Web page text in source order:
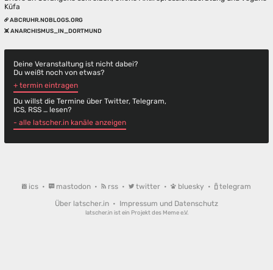
Küfa
ABCRUHR.NOBLOGS.ORG
ANARCHISMUS_IN_DORTMUND
Deine Veranstaltung ist nicht dabei?
Du weißt noch von etwas?
+ termin eintragen
Du willst die Termine über Twitter, Telegram,
ICS, RSS … lesen?
- alle latscher.in kanäle anzeigen
ics • mastodon • rss • twitter • bluesky •
telegram
Über latscher.in • Impressum und Datenschutz
latscher.in ist ein Projekt des Meme e.V.